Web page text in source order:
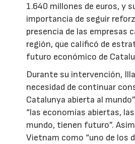
1.640 millones de euros, y
importancia de seguir
presencia de las empresas
región, que calificó de
futuro económico de
Durante su intervención,
necesidad de continuar
Catalunya abierta al
“las economías abiertas,
mundo, tienen futuro”.
Vietnam como “uno de los